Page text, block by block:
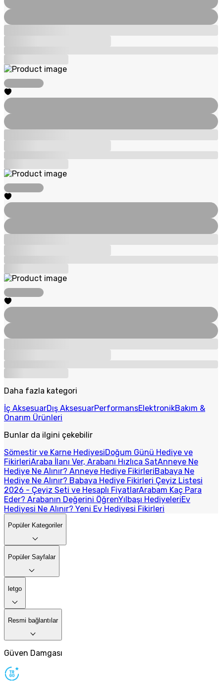
Daha fazla kategori
İç AksesuarDış AksesuarPerformansElektronikBakım &
Onarım Ürünleri
Bunlar da ilgini çekebilir
Sömestir ve Karne HediyesiDoğum Günü Hediye ve
FikirleriAraba İlanı Ver, Arabanı Hızlıca SatAnneye Ne
Hediye Ne Alınır? Anneye Hediye FikirleriBabaya Ne
Hediye Ne Alınır? Babaya Hediye Fikirleri Çeyiz Listesi
2026 - Çeyiz Seti ve Hesaplı FiyatlarArabam Kaç Para
Eder? Arabanın Değerini ÖğrenYılbaşı HediyeleriEv
Hediyesi Ne Alınır? Yeni Ev Hediyesi Fikirleri
Popüler Kategoriler
Popüler Sayfalar
letgo
Resmi bağlantılar
Güven Damgası